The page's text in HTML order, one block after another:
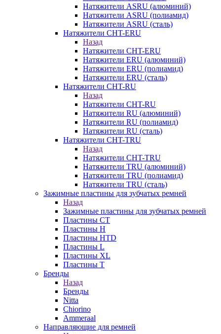
Натяжители ASRU (алюминий)
Натяжители ASRU (полиамид)
Натяжители ASRU (сталь)
Натяжители CHT-ERU
Назад
Натяжители CHT-ERU
Натяжители ERU (алюминий)
Натяжители ERU (полиамид)
Натяжители ERU (сталь)
Натяжители CHT-RU
Назад
Натяжители CHT-RU
Натяжители RU (алюминий)
Натяжители RU (полиамид)
Натяжители RU (сталь)
Натяжители CHT-TRU
Назад
Натяжители CHT-TRU
Натяжители TRU (алюминий)
Натяжители TRU (полиамид)
Натяжители TRU (сталь)
Зажимные пластины для зубчатых ремней
Назад
Зажимные пластины для зубчатых ремней
Пластины CT
Пластины H
Пластины HTD
Пластины L
Пластины XL
Пластины T
Бренды
Назад
Бренды
Nitta
Chiorino
Ammeraal
Направляющие для ремней